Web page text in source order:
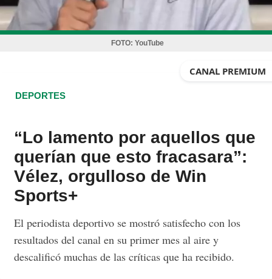
FOTO: YouTube
CANAL PREMIUM
DEPORTES
“Lo lamento por aquellos que
querían que esto fracasara”:
Vélez, orgulloso de Win
Sports+
El periodista deportivo se mostró satisfecho con los
resultados del canal en su primer mes al aire y
descalificó muchas de las críticas que ha recibido.